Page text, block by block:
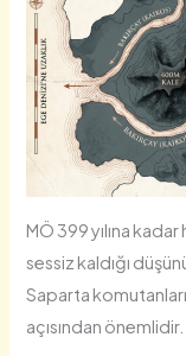
MÖ 399 yılına
sessiz kaldığı
Saparta
açısından önemlidir.